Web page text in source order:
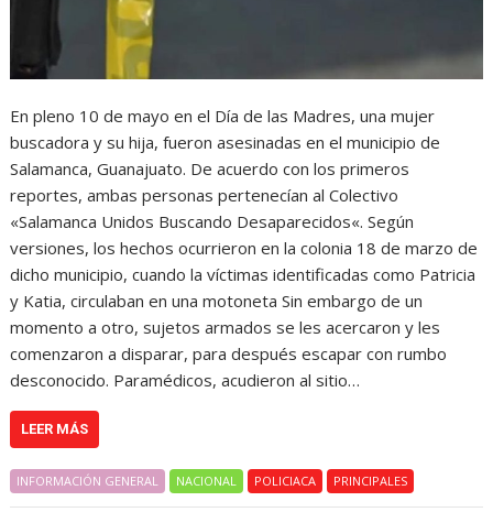
En pleno 10 de mayo en el Día de las Madres, una mujer
buscadora y su hija, fueron asesinadas en el municipio de
Salamanca, Guanajuato. De acuerdo con los primeros
reportes, ambas personas pertenecían al Colectivo
«Salamanca Unidos Buscando Desaparecidos«. Según
versiones, los hechos ocurrieron en la colonia 18 de marzo de
dicho municipio, cuando la víctimas identificadas como Patricia
y Katia, circulaban en una motoneta Sin embargo de un
momento a otro, sujetos armados se les acercaron y les
comenzaron a disparar, para después escapar con rumbo
desconocido. Paramédicos, acudieron al sitio…
LEER MÁS
INFORMACIÓN GENERAL NACIONAL POLICIACA PRINCIPALES